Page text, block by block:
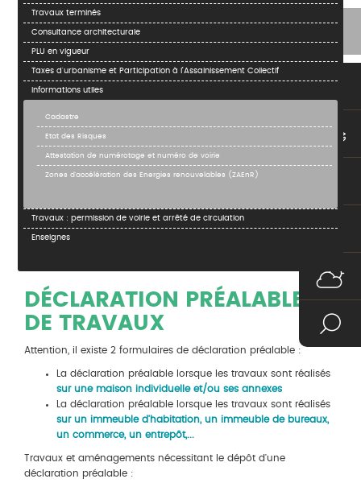
Travaux terminés
Consultance architecturale
PLU en vigueur
Taxes d'urbanisme et Participation à l’Assainissement Collectif
Informations utiles
Cadastre
Etat des Risques
Attestation de numérotage et numéro de voirie
Zones d'accélération des Energies renouvelables (ZAEnR)
Travaux : permission de voirie et arrêté de circulation
Enseignes
DÉCLARATION PRÉALABLE
DE TRAVAUX
Attention, il existe 2 formulaires de déclaration préalable :
La déclaration préalable lorsque les travaux sont réalisés
sur une maison individuelle et/ou ses annexes
La déclaration préalable lorsque les travaux sont réalisés
sur un immeuble d'habitation, un immeuble de bureaux,
un commerce, un entrepôt,...
Travaux et aménagements nécessitant le dépôt d'une
déclaration préalable :